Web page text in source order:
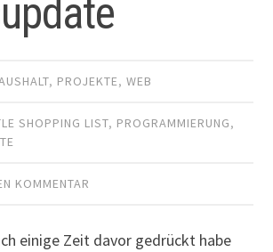
, PROJEKTE,WEB
SHOPPING LIST, PROGRAMMIERUNG,
KOMMENTAR
einige Zeit davor gedrückt habe